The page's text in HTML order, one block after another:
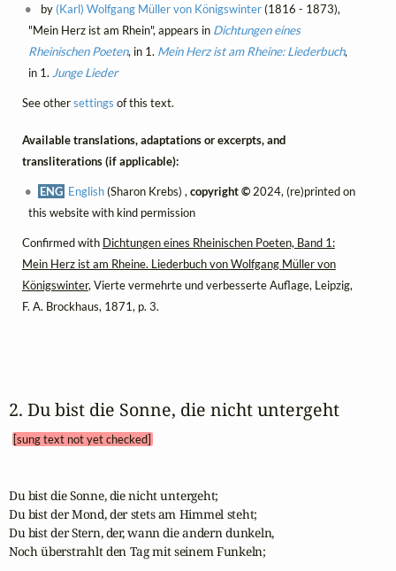
by (Karl) Wolfgang Müller von Königswinter(1816 - 1873),
"Mein Herz ist am Rhein", appears in Dichtungen eines
Rheinischen Poeten, in 1. Mein Herz ist am Rheine: Liederbuch,
in 1. Junge Lieder
See othersettings of this text.
Available translations, adaptations or excerpts, and
transliterations (if applicable):
ENG English(Sharon Krebs) ,copyright © 2024, (re)printed on
this website with kind permission
Confirmed with Dichtungen eines Rheinischen Poeten, Band 1:
Mein Herz ist am Rheine. Liederbuch von Wolfgang Müller von
Königswinter, Vierte vermehrte und verbesserte Auflage, Leipzig,
F. A. Brockhaus, 1871, p. 3.
2. Du bist die Sonne, die nicht untergeht
[sung text not yet checked]
Du bist die Sonne, die nicht untergeht;
Du bist der Mond, der stets am Himmel steht;
Du bist der Stern, der, wann die andern dunkeln,
Noch überstrahlt den Tag mit seinem Funkeln;